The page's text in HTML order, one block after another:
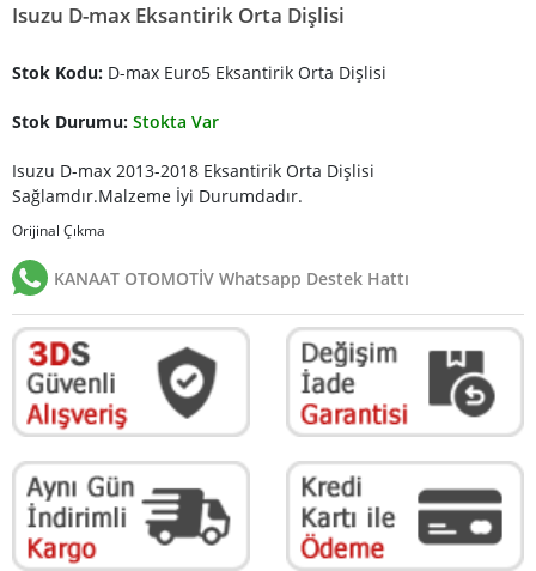
Isuzu D-max Eksantirik Orta Dişlisi
Stok Kodu: D-max Euro5 Eksantirik Orta Dişlisi
Stok Durumu: Stokta Var
Isuzu D-max 2013-2018 Eksantirik Orta Dişlisi
Sağlamdır.Malzeme İyi Durumdadır.
Orijinal Çıkma
KANAAT OTOMOTİV Whatsapp Destek Hattı